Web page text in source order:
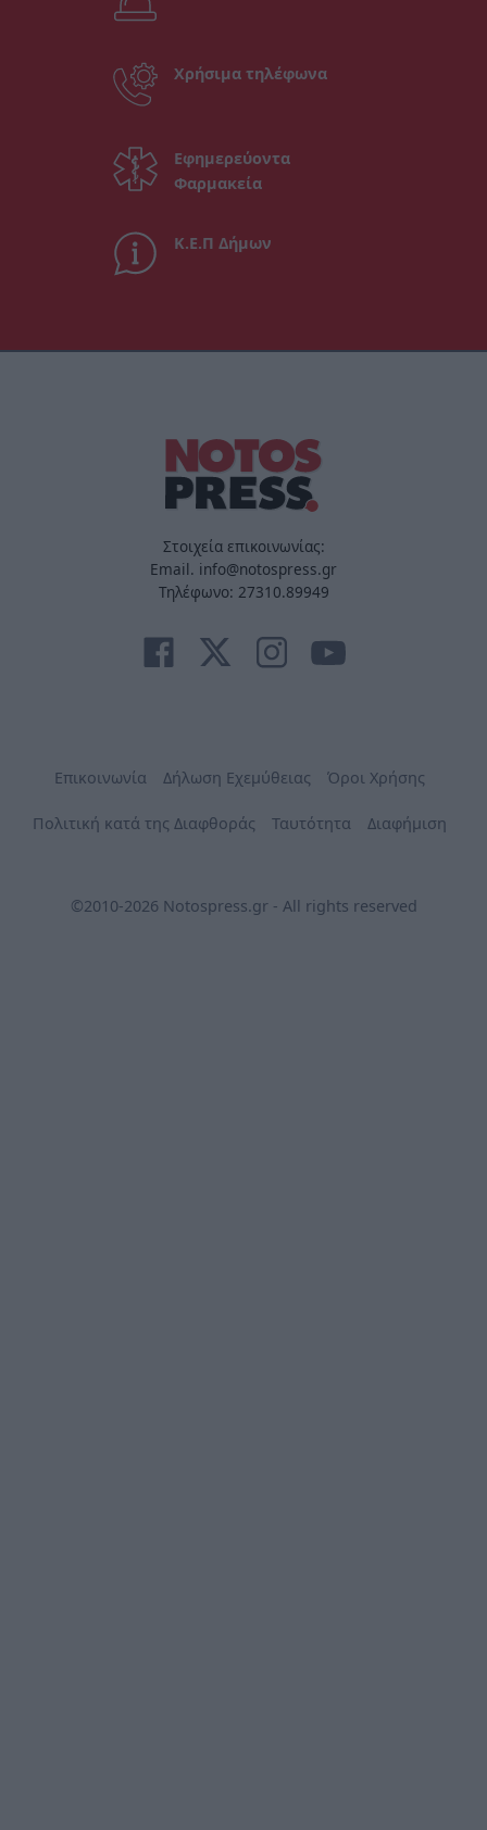
Χρήσιμα τηλέφωνα
Εφημερεύοντα
Φαρμακεία
Κ.Ε.Π Δήμων
Στοιχεία επικοινωνίας:
Email. info@notospress.gr
Τηλέφωνο: 27310.89949
Επικοινωνία Δήλωση Εχεμύθειας Όροι Χρήσης
Πολιτική κατά της Διαφθοράς Ταυτότητα Διαφήμιση
©2010-2026 Notospress.gr - All rights reserved